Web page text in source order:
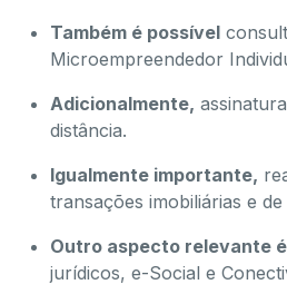
Também é possível
Microempreendedor
Adicionalmente,
distância.
Igualmente importante,
transações imobiliárias e
Outro aspecto relevante
jurídicos, e-Social e